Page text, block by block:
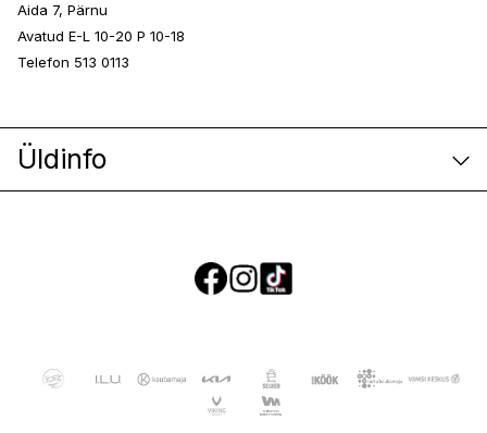
Aida 7, Pärnu
Avatud E-L 10-20 P 10-18
Telefon 513 0113
Üldinfo